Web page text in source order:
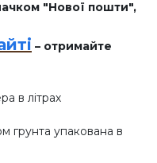
"Нової пошти",
– отримайте
в літрах
грунта упакована в